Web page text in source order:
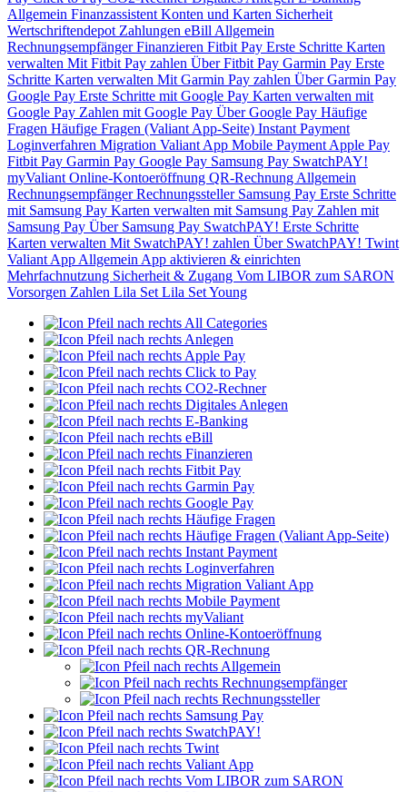
Allgemein Finanzassistent Konten und Karten Sicherheit
Wertschriftendepot Zahlungen eBill Allgemein
RechnungsempfängerFinanzieren Fitbit Pay Erste Schritte Karten
verwalten Mit Fitbit Pay zahlen Über Fitbit Pay Garmin Pay Erste
Schritte Karten verwalten Mit Garmin Pay zahlen Über Garmin Pay
Google Pay Erste Schritte mit Google Pay Karten verwalten mit
Google Pay Zahlen mit Google Pay Über Google Pay Häufige
Fragen Häufige Fragen (Valiant App-Seite) Instant Payment
Loginverfahren Migration Valiant App Mobile Payment Apple Pay
Fitbit Pay Garmin Pay Google Pay Samsung Pay SwatchPAY!
myValiant Online-Kontoeröffnung QR-Rechnung Allgemein
RechnungsempfängerRechnungssteller Samsung Pay Erste Schritte
mit Samsung Pay Karten verwalten mit Samsung Pay Zahlen mit
Samsung Pay Über Samsung Pay SwatchPAY! Erste Schritte
Karten verwalten Mit SwatchPAY! zahlen Über SwatchPAY! Twint
Valiant App Allgemein App aktivieren & einrichten
Mehrfachnutzung Sicherheit & Zugang Vom LIBOR zum SARON
Vorsorgen Zahlen Lila Set Lila Set Young
All Categories
Anlegen
Apple Pay
Click to Pay
CO2-Rechner
Digitales Anlegen
E-Banking
eBill
Finanzieren
Fitbit Pay
Garmin Pay
Google Pay
Häufige Fragen
Häufige Fragen (Valiant App-Seite)
Instant Payment
Loginverfahren
Migration Valiant App
Mobile Payment
myValiant
Online-Kontoeröffnung
QR-Rechnung
Allgemein
Rechnungsempfänger
Rechnungssteller
Samsung Pay
SwatchPAY!
Twint
Valiant App
Vom LIBOR zum SARON